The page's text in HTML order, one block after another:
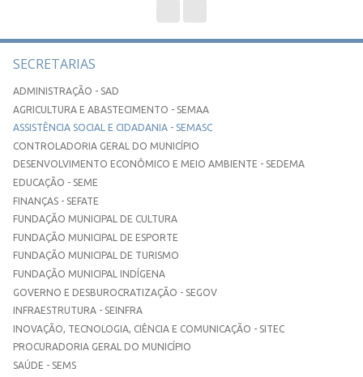
SECRETARIAS
ADMINISTRAÇÃO - SAD
AGRICULTURA E ABASTECIMENTO - SEMAA
ASSISTÊNCIA SOCIAL E CIDADANIA - SEMASC
CONTROLADORIA GERAL DO MUNICÍPIO
DESENVOLVIMENTO ECONÔMICO E MEIO AMBIENTE - SEDEMA
EDUCAÇÃO - SEME
FINANÇAS - SEFATE
FUNDAÇÃO MUNICIPAL DE CULTURA
FUNDAÇÃO MUNICIPAL DE ESPORTE
FUNDAÇÃO MUNICIPAL DE TURISMO
FUNDAÇÃO MUNICIPAL INDÍGENA
GOVERNO E DESBUROCRATIZAÇÃO - SEGOV
INFRAESTRUTURA - SEINFRA
INOVAÇÃO, TECNOLOGIA, CIÊNCIA E COMUNICAÇÃO - SITEC
PROCURADORIA GERAL DO MUNICÍPIO
SAÚDE - SEMS